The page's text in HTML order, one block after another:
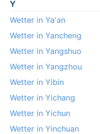
Y
Wetter in Ya'an
Wetter in Yancheng
Wetter in Yangshuo
Wetter in Yangzhou
Wetter in Yibin
Wetter in Yichang
Wetter in Yichun
Wetter in Yinchuan